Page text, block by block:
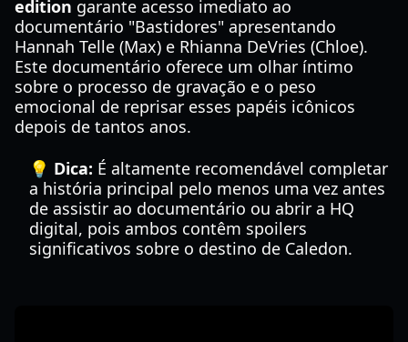
edition garante acesso imediato ao
documentário "Bastidores" apresentando
Hannah Telle (Max) e Rhianna DeVries (Chloe).
Este documentário oferece um olhar íntimo
sobre o processo de gravação e o peso
emocional de reprisar esses papéis icônicos
depois de tantos anos.
💡 Dica: É altamente recomendável completar
a história principal pelo menos uma vez antes
de assistir ao documentário ou abrir a HQ
digital, pois ambos contêm spoilers
significativos sobre o destino de Caledon.